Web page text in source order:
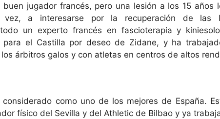
buen jugador francés, pero una lesión a los 15 años
a interesarse por la recuperación de las
un experto francés en fascioterapia y
el Castilla por deseo de Zidane, y ha
árbitros galos y con atletas en centros de altos
considerado como uno de los mejores de España.
físico del Sevilla y del Athletic de Bilbao y ya